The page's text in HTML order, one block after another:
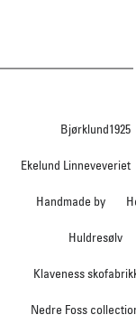
Bjørklund1925
Ekelund Linneveveriet
Handmade by
Huldresølv
Klaveness
Nedre Foss